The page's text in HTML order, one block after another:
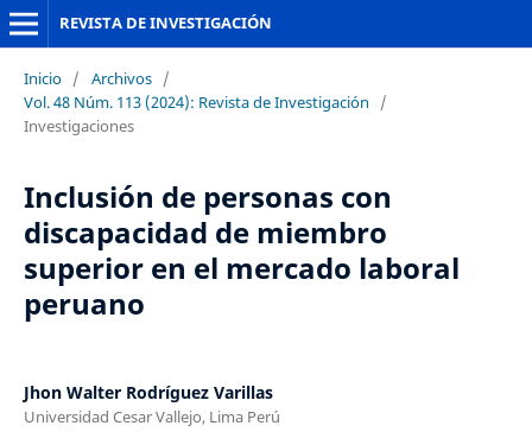
REVISTA DE INVESTIGACIÓN
Inicio / Archivos /
Vol. 48 Núm. 113 (2024): Revista de Investigación
/
Investigaciones
Inclusión de personas con
discapacidad de miembro
superior en el mercado laboral
peruano
Jhon Walter Rodríguez Varillas
Universidad Cesar Vallejo, Lima Perú